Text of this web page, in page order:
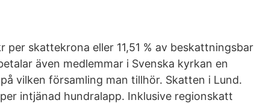
per skattekrona eller 11,51 % av beskattningsbar
även medlemmar i Svenska kyrkan en
vilken församling man tillhör. Skatten i Lund.
intjänad hundralapp. Inklusive regionskatt